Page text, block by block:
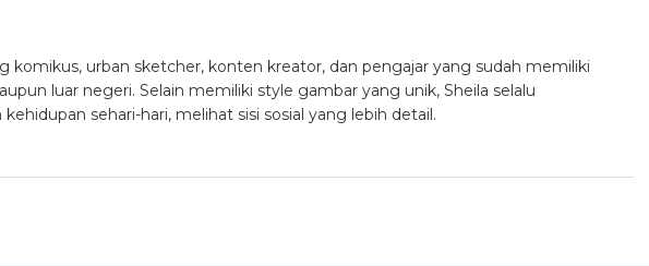
komikus, urban sketcher, konten kreator, dan pengajar yang sudah memiliki
luar negeri. Selain memiliki style gambar yang unik, Sheila selalu
sehari-hari, melihat sisi sosial yang lebih detail.